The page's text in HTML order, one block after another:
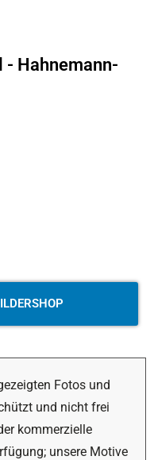
Hahnemann-
Fotos und
und nicht frei
kommerzielle
unsere Motive